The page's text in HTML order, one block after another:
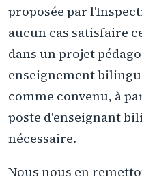
proposée par
aucun cas satisfaire
dans un projet
enseignement
comme convenu, à
poste d'enseignant
nécessaire.
Nous nous en